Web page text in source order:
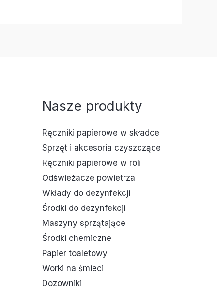
Nasze produkty
Ręczniki papierowe w składce
Sprzęt i akcesoria czyszczące
Ręczniki papierowe w roli
Odświeżacze powietrza
Wkłady do dezynfekcji
Środki do dezynfekcji
Maszyny sprzątające
Środki chemiczne
Papier toaletowy
Worki na śmieci
Dozowniki